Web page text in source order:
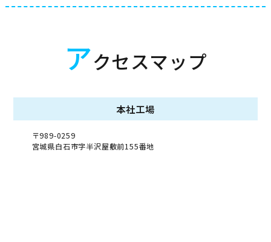
アクセスマップ
本社工場
〒989-0259
宮城県白石市字半沢屋敷前155番地